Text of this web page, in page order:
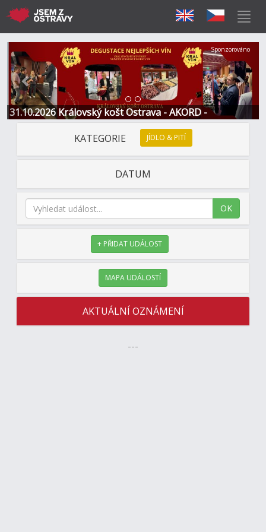
31.10.2026 Královský košt Ostrava - AKORD -
Restaurace a Hotel
Předchozí Další
Sponzorováno
KATEGORIE JÍDLO & PITÍ
DATUM
OK
+ PŘIDAT UDÁLOST
MAPA UDÁLOSTÍ
AKTUÁLNÍ OZNÁMENÍ
---